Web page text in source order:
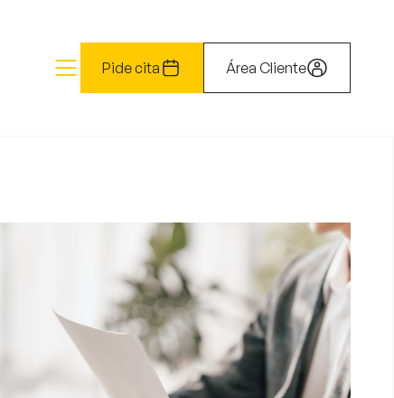
Pide cita Área Cliente